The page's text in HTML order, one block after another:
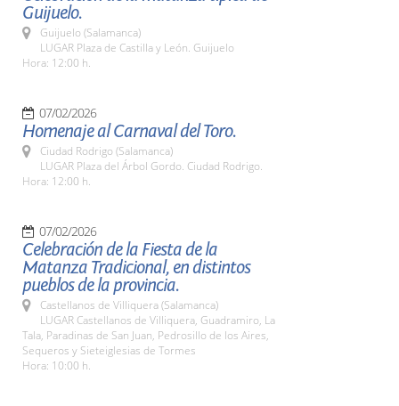
Guijuelo.
Guijuelo (Salamanca)
LUGAR Plaza de Castilla y León. Guijuelo
Hora: 12:00 h.
07/02/2026
Homenaje al Carnaval del Toro.
Ciudad Rodrigo (Salamanca)
LUGAR Plaza del Árbol Gordo. Ciudad Rodrigo.
Hora: 12:00 h.
07/02/2026
Celebración de la Fiesta de la
Matanza Tradicional, en distintos
pueblos de la provincia.
Castellanos de Villiquera (Salamanca)
LUGAR Castellanos de Villiquera, Guadramiro, La
Tala, Paradinas de San Juan, Pedrosillo de los Aires,
Sequeros y Sieteiglesias de Tormes
Hora: 10:00 h.